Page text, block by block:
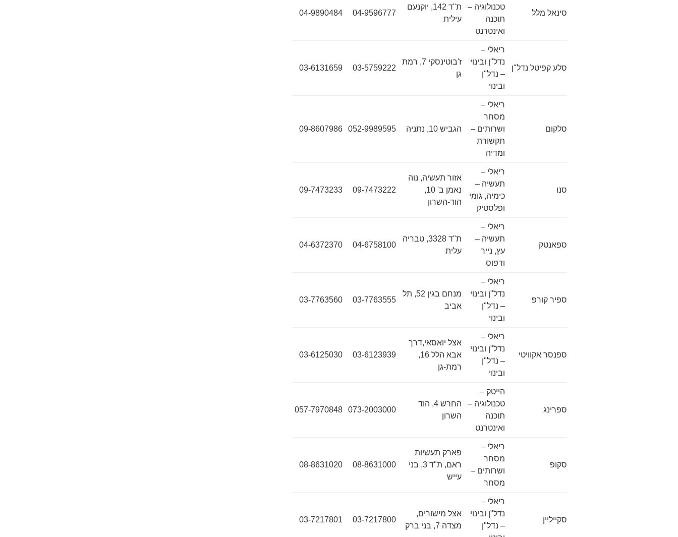
סינאל מלל
טכנולוגיה –
תוכנה
ואינטרנט
ת"ד 142, יוקנעם
עילית
04-9596777
04-9890484
סלע קפיטל נדל"ן
ריאלי –
נדל"ן ובינוי
– נדל"ן
ובינוי
ז'בוטינסקי 7, רמת
גן
03-5759222
03-6131659
סלקום
ריאלי –
מסחר
ושרותים –
תקשורת
ומדיה
הגביש 10, נתניה 052-9989595
09-8607986
סנו
ריאלי –
תעשיה –
כימיה, גומי
ופלסטיק
אזור תעשיה, נוה
נאמן ב' 10,
הוד-השרון
09-7473222
09-7473233
ספאנטק
ריאלי –
תעשיה –
עץ, נייר
ודפוס
ת"ד 3328, טבריה
עלית
04-6758100
04-6372370
ספיר קורפ
ריאלי –
נדל"ן ובינוי
– נדל"ן
ובינוי
מנחם בגין 52, תל
אביב
03-7763555
03-7763560
ספנסר אקוויטי
ריאלי –
נדל"ן ובינוי
– נדל"ן
ובינוי
אצל יואסאי,דרך
אבא הלל 16,
רמת-גן
03-6123939
03-6125030
ספרינג
הייטק –
טכנולוגיה –
תוכנה
ואינטרנט
החרש 4, הוד
השרון
073-2003000
057-7970848
סקופ
ריאלי –
מסחר
ושרותים –
מסחר
פארק תעשיות
ראם, ת"ד 3, בני
עייש
08-8631000
08-8631020
סקייליין
ריאלי –
נדל"ן ובינוי
– נדל"ן
אצל מישורים,
מצדה 7, בני ברק
03-7217800
03-7217801